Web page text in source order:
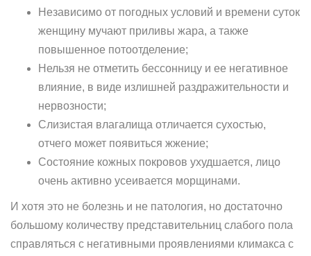
Независимо от погодных условий и времени суток
женщину мучают приливы жара, а также
повышенное потоотделение;
Нельзя не отметить бессонницу и ее негативное
влияние, в виде излишней раздражительности и
нервозности;
Слизистая влагалища отличается сухостью,
отчего может появиться жжение;
Состояние кожных покровов ухудшается, лицо
очень активно усеивается морщинами.
И хотя это не болезнь и не патология, но достаточно
большому количеству представительниц слабого пола
справляться с негативными проявлениями климакса с